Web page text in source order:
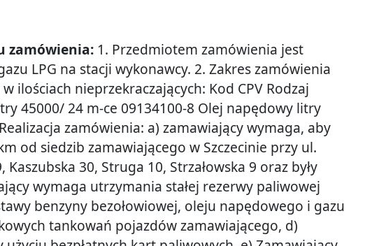
zamówienia: 1. Przedmiotem zamówienia jest
LPG na stacji wykonawcy. 2. Zakres zamówienia
ilościach nieprzekraczających: Kod CPV Rodzaj
45000/ 24 m-ce 09134100-8 Olej napędowy litry
zamówienia: a) zamawiający wymaga, aby
od siedzib zamawiającego w Szczecinie przy ul.
30, Struga 10, Strzałowska 9 oraz były
wymaga utrzymania stałej rezerwy paliwowej
benzyny bezołowiowej, oleju napędowego i gazu
tankowań pojazdów zamawiającego, d)